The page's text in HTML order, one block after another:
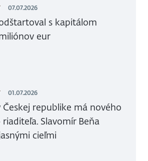
07.07.2026
s kapitálom
eur
01.07.2026
Českej republike má nového
Slavomír Beňa
cieľmi